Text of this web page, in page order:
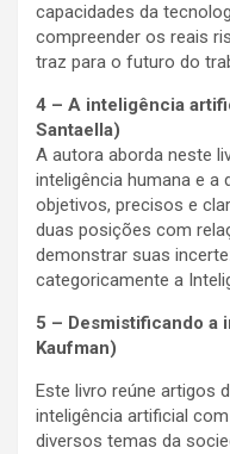
capacidades da
compreender os reais
traz para o futuro do
4 – A inteligência
Santaella)
A autora aborda neste
inteligência humana e
objetivos, precisos e
duas posições com
demonstrar suas
categoricamente a
5 – Desmistificando a
Kaufman)
Este livro reúne artigos
inteligência artificial
diversos temas da